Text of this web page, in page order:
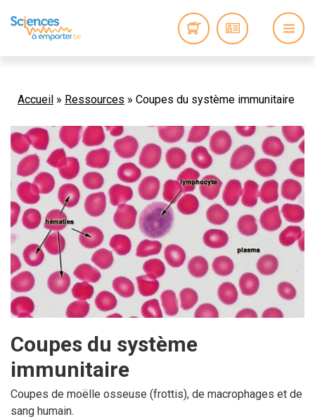
Accueil » Ressources » Coupes du système immunitaire
Coupes du système
immunitaire
Coupes de moëlle osseuse (frottis), de macrophages et de
sang humain.